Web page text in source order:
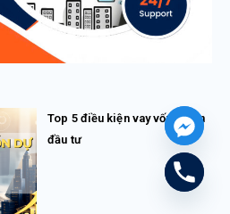
Top 5 điều kiện vay vốn dự án
đầu tư